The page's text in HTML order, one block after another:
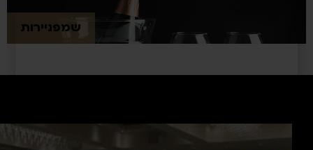
שמפניירות